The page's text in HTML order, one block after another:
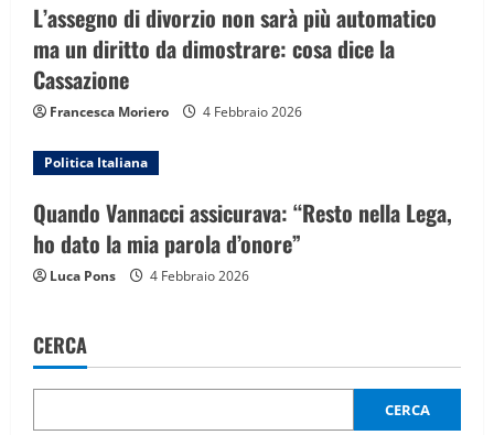
L’assegno di divorzio non sarà più automatico
ma un diritto da dimostrare: cosa dice la
Cassazione
Francesca Moriero 4 Febbraio 2026
Politica Italiana
Quando Vannacci assicurava: “Resto nella Lega,
ho dato la mia parola d’onore”
Luca Pons 4 Febbraio 2026
CERCA
CERCA